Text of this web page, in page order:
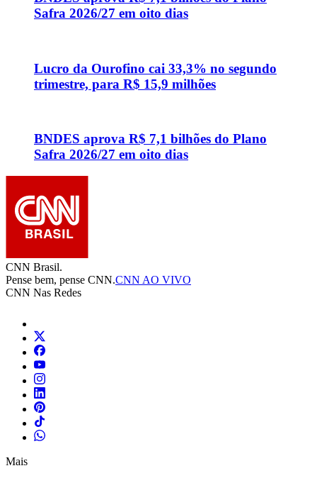
Safra 2026/27 em oito dias
Lucro da Ourofino cai 33,3% no segundo
trimestre, para R$ 15,9 milhões
BNDES aprova R$ 7,1 bilhões do Plano
Safra 2026/27 em oito dias
CNN Brasil.
Pense bem, pense CNN.CNN AO VIVO
CNN Nas Redes
Mais